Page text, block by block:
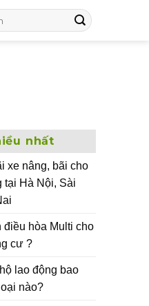
nhất
xe nâng, bãi cho
tại Hà Nội, Sài
điều hòa Multi cho
cư ?
lao động bao
nào?